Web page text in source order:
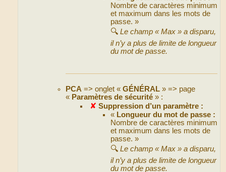
Nombre de caractères minimum
et maximum dans les mots de
passe. »
🔍 Le champ « Max » a disparu,
il n’y a plus de limite de longueur
du mot de passe.
PCA => onglet « GÉNÉRAL» => page
« Paramètres de sécurité» :
✘ Suppression d’un paramètre :
« Longueur du mot de passe :
Nombre de caractères minimum
et maximum dans les mots de
passe. »
🔍 Le champ « Max » a disparu,
il n’y a plus de limite de longueur
du mot de passe.